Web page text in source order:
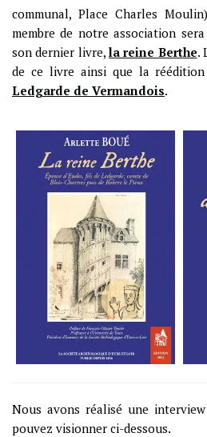
communal, Place Charles
membre de notre association
son dernier livre, la reine Berthe.
de ce livre ainsi que la
Ledgarde de Vermandois.
Nous avons réalisé une
pouvez visionner ci-dessous.